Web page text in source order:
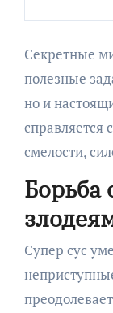
Секретные
полезные
но и
справляется
смелости,
Борьба
Супер сус